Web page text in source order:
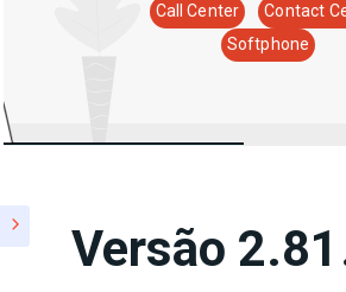
Call Center
Contact
Softphone
Versão